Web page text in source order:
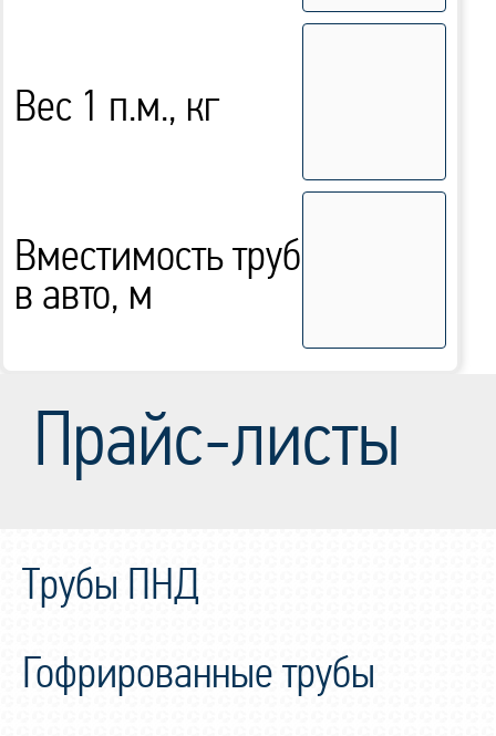
Вес 1 п.м., кг
Вместимость труб
в авто, м
Прайс-листы
Трубы ПНД
Гофрированные трубы